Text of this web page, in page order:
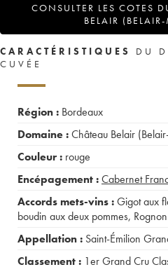
CONSULTER LES COTES
BELAIR
CARACTÉRISTIQUES
DU
CUVÉE
Région : Bordeaux
Domaine :Château Belair
Couleur : rouge
Encépagement :Cabernet
Accords mets-vins :Gigot aux
boudin aux deux pommes,
Appellation : Saint-Émilion
Classement : 1er Grand Cru